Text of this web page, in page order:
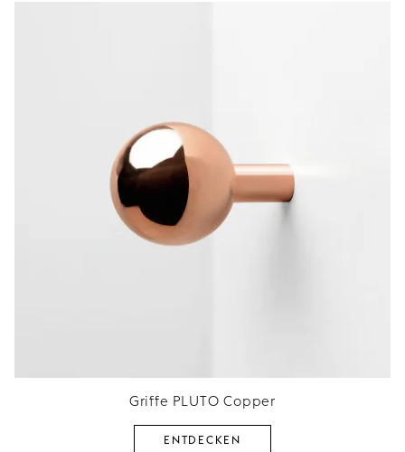
Griffe PLUTO Copper
ENTDECKEN